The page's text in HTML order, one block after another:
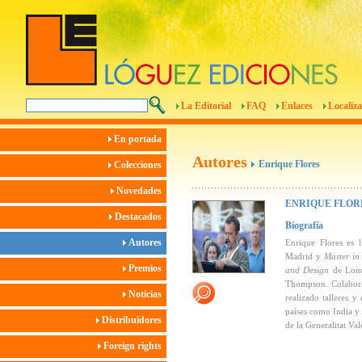
La Editorial FAQ Enlaces
En portada
Colecciones
Novedades
Destacados
Autores
Premios
Noticias
Distribuidores
Foreign rights
Autores Enrique Flores
ENRIQUE
Biografía
Enrique Flores es
Madrid y Master in
and Design de
Thompson.
realizado talleres y
países como India
de la Generalitat